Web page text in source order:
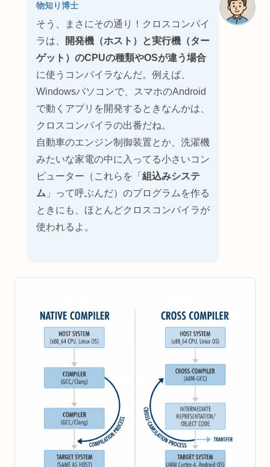
物知り博士
そう、まさにその通り！クロスコンパイ
ラは、
開発機（ホスト）と実行機（ター
ゲット）のCPUの種類やOSが違う場合
に使うコンパイラなんだ。例えば、
Windowsパソコンで、スマホのAndroid
で動くアプリを開発するときなんかは、
クロスコンパイラの出番だね。
自動車のエンジン制御装置とか、洗濯機
みたいな家電の中に入ってる小さいコン
ピューター（これらを「 組込みシステ
ム 」って呼ぶんだ）のプログラムを作る
ときにも、ほとんどクロスコンパイラが
使われるよ。